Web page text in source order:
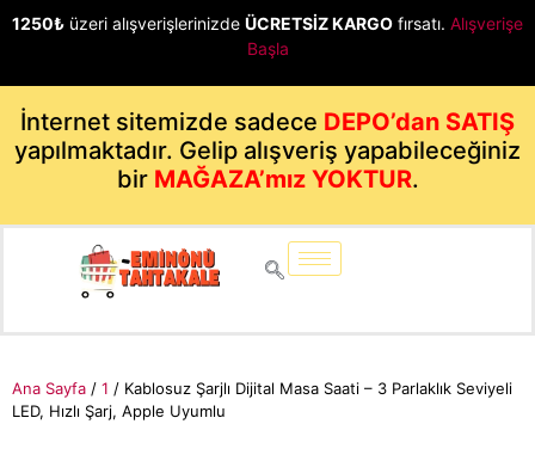
1250₺ üzeri alışverişlerinizde ÜCRETSİZ KARGO fırsatı. Alışverişe
Başla
İnternet sitemizde sadece DEPO’dan SATIŞ
yapılmaktadır. Gelip alışveriş yapabileceğiniz
bir MAĞAZA’mız YOKTUR.
Ana Sayfa / 1 / Kablosuz Şarjlı Dijital Masa Saati – 3 Parlaklık Seviyeli
LED, Hızlı Şarj, Apple Uyumlu